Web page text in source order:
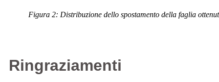
Figura 2: Distribuzione dello spostamento della faglia
Ringraziamenti